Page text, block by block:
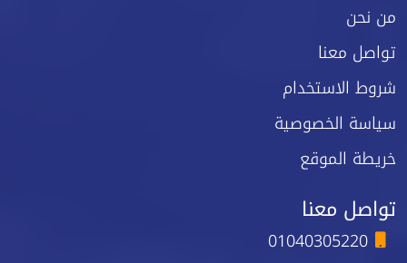
من نحن
تواصل معنا
شروط الاستخدام
سياسة الخصوصية
خريطة الموقع
تواصل معنا
01040305220